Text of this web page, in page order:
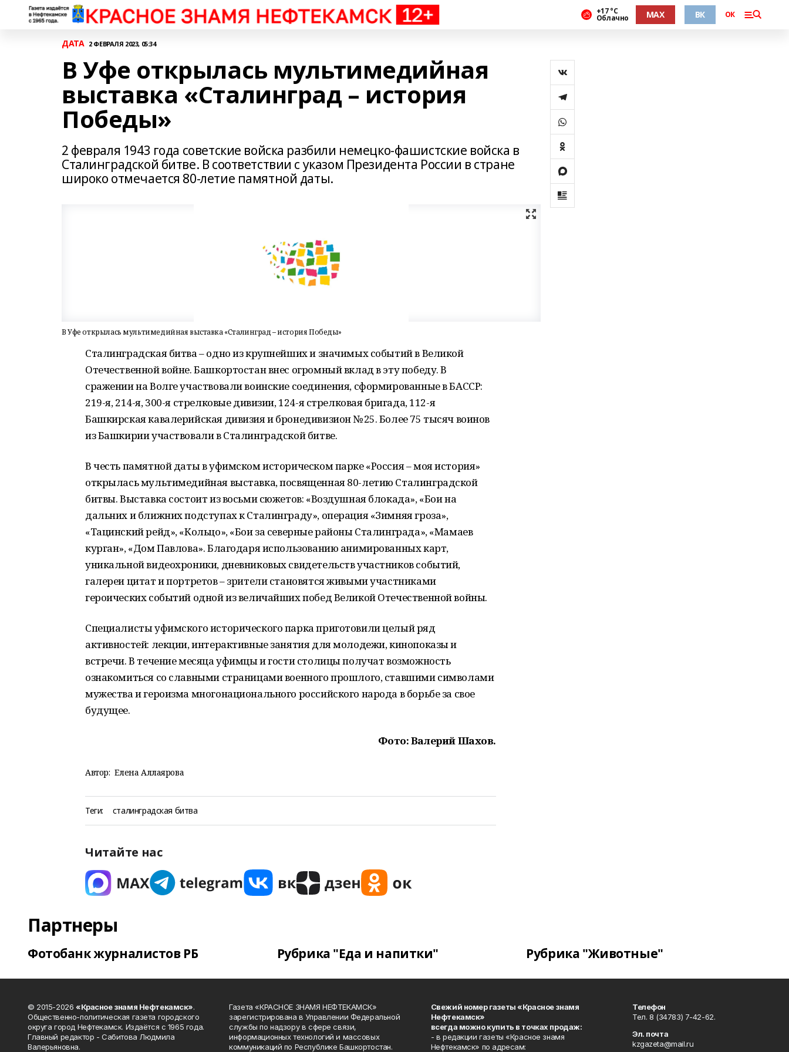
+17 °С
Облачно MAX ВК ОК
ДАТА 2 ФЕВРАЛЯ 2023, 05:34
В Уфе открылась мультимедийная
выставка «Сталинград – история
Победы»
2 февраля 1943 года советские войска разбили немецко-фашистские войска в
Сталинградской битве. В соответствии с указом Президента России в стране
широко отмечается 80-летие памятной даты.
В Уфе открылась мультимедийная выставка «Сталинград – история Победы»
Сталинградская битва – одно из крупнейших и значимых событий в Великой
Отечественной войне. Башкортостан внес огромный вклад в эту победу. В
сражении на Волге участвовали воинские соединения, сформированные в БАССР:
219-я, 214-я, 300-я стрелковые дивизии, 124-я стрелковая бригада, 112-я
Башкирская кавалерийская дивизия и бронедивизион № 25. Более 75 тысяч воинов
из Башкирии участвовали в Сталинградской битве.
В честь памятной даты в уфимском историческом парке «Россия – моя история»
открылась мультимедийная выставка, посвященная 80-летию Сталинградской
битвы. Выставка состоит из восьми сюжетов: «Воздушная блокада», «Бои на
дальних и ближних подступах к Сталинграду», операция «Зимняя гроза»,
«Тацинский рейд», «Кольцо», «Бои за северные районы Сталинграда», «Мамаев
курган», «Дом Павлова». Благодаря использованию анимированных карт,
уникальной видеохроники, дневниковых свидетельств участников событий,
галереи цитат и портретов – зрители становятся живыми участниками
героических событий одной из величайших побед Великой Отечественной войны.
Специалисты уфимского исторического парка приготовили целый ряд
активностей: лекции, интерактивные занятия для молодежи, кинопоказы и
встречи. В течение месяца уфимцы и гости столицы получат возможность
ознакомиться со славными страницами военного прошлого, ставшими символами
мужества и героизма многонационального российского народа в борьбе за свое
будущее.
Фото: Валерий Шахов.
Автор: Елена Аллаярова
Теги: сталинградская битва
Читайте нас
Партнеры
Фотобанк журналистов РБ Рубрика "Еда и напитки" Рубрика "Животные"
© 2015-2026 «Красное знамя Нефтекамск».
Общественно-политическая газета городского
округа город Нефтекамск. Издаётся с 1965 года.
Главный редактор - Сабитова Людмила
Валерьяновна.
Газета «КРАСНОЕ ЗНАМЯ НЕФТЕКАМСК»
зарегистрирована в Управлении Федеральной
службы по надзору в сфере связи,
информационных технологий и массовых
коммуникаций по Республике Башкортостан.
Свежий номер газеты «Красное знамя
Нефтекамск»
всегда можно купить в точках продаж:
- в редакции газеты «Красное знамя
Нефтекамск» по адресам:
Телефон
Тел. 8 (34783) 7-42-62.
Эл. почта
kzgazeta@mail.ru